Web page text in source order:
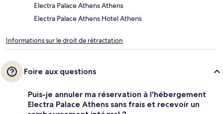
Electra Palace Athens Athens
Electra Palace Athens Hotel Athens
Informations sur le droit de rétractation
Foire aux questions
Puis-je annuler ma réservation à l'hébergement
Electra Palace Athens sans frais et recevoir un